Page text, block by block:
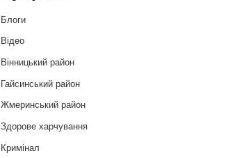
Блоги
Відео
Вінницький район
Гайсинський район
Жмеринський район
Здорове харчування
Кримінал